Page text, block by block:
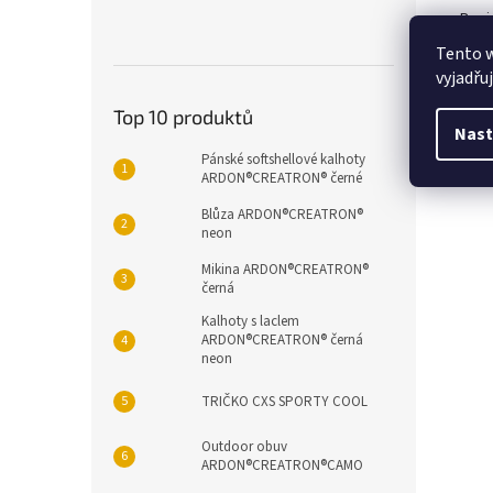
Tento
Top 10 produktů
Pánské softshellové kalhoty
ARDON®CREATRON® černé
Blůza ARDON®CREATRON®
neon
Mikina ARDON®CREATRON®
černá
Kalhoty s laclem
ARDON®CREATRON® černá
neon
TRIČKO CXS SPORTY COOL
Outdoor obuv
ARDON®CREATRON®CAMO